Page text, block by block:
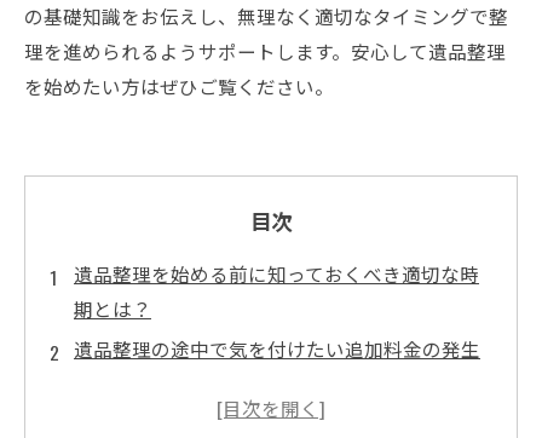
の基礎知識をお伝えし、無理なく適切なタイミングで整
理を進められるようサポートします。安心して遺品整理
を始めたい方はぜひご覧ください。
目次
遺品整理を始める前に知っておくべき適切な時
期とは？
遺品整理の途中で気を付けたい追加料金の発生
見積もり時に見落としがちな追加料金の見極め